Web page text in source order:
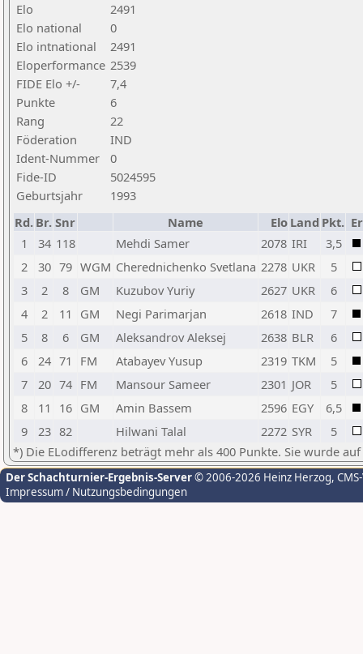
Elo
2491
Elo national
0
Elo intnational
2491
Eloperformance 2539
FIDE Elo +/-
7,4
Punkte
6
Rang
22
Föderation
IND
Ident-Nummer
0
Fide-ID
5024595
Geburtsjahr
1993
Rd. Br. Snr Name Elo Land Pkt.
1
34 118 Mehdi Samer 2078 IRI
3,5
2
30 79 WGM Cherednichenko Svetlana 2278 UKR
5
3
2 8 GM Kuzubov Yuriy 2627 UKR
6
4
2 11 GM Negi Parimarjan 2618 IND
7
5
8 6 GM Aleksandrov Aleksej 2638 BLR
6
6
24 71 FM Atabayev Yusup 2319 TKM
5
7
20 74 FM Mansour Sameer 2301 JOR
5
8
11 16 GM Amin Bassem 2596 EGY
6,5
9
23 82 Hilwani Talal 2272 SYR
5
*) Die ELodifferenz beträgt mehr als 400 Punkte. Sie wurde
Der Schachturnier-Ergebnis-Server© 2006-2026 Heinz Herzog,
Impressum / Nutzungsbedingungen